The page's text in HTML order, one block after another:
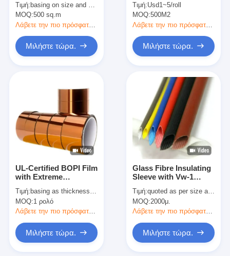
0.105mm Thickness
and 155℃
Temperature Range
for Electrical
Insulation
Τιμή: basing on size and quantity
MOQ:500 sq.m
Λάβετε την πιο πρόσφατη τιμή
Μιλήστε τώρα.
Thickness
10mm~500mm Width
and 50m Length for
Electrical Insulation
Τιμή:Usd1~5/roll
MOQ:500M2
Μιλήστε τώρα.
UL-Certified BOPI Film
with Extreme
Outstanding
Mechanical Properties,
and Superior Electrical
Τιμή: basing as thickness and quantity
MOQ:1 ρολό
Λάβετε την πιο πρόσφατη τιμή
Μιλήστε τώρα.
Glass Fibre Insulating
Sleeve with Vw-1
Aging Test 260℃ 72h
for Horizontal Flame
Test ≤30S
Τιμή:quoted as per size and quantity
MOQ:2000μ.
Μιλήστε τώρα.